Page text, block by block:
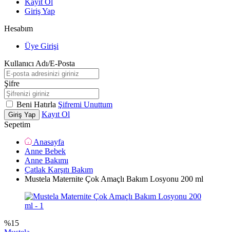
Kayıt Ol
Giriş Yap
Hesabım
Üye Girişi
Kullanıcı Adı/E-Posta
Şifre
Beni Hatırla Şifremi Unuttum
Giriş Yap
Kayıt Ol
Sepetim
Anasayfa
Anne Bebek
Anne Bakımı
Çatlak Karşıtı Bakım
Mustela Maternite Çok Amaçlı Bakım Losyonu 200 ml
%15